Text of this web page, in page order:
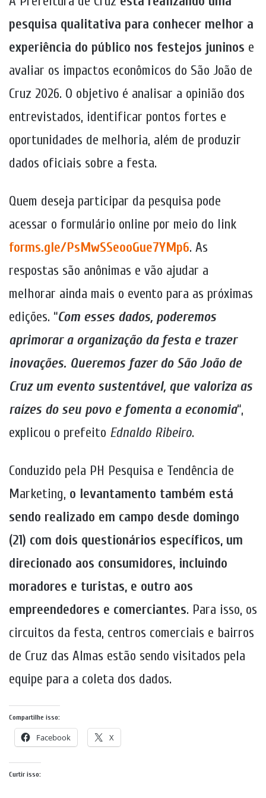
pesquisa qualitativa para conhecer melhor a
experiência do público nos festejos juninos e
avaliar os impactos econômicos do São João de
Cruz 2026. O objetivo é analisar a opinião dos
entrevistados, identificar pontos fortes e
oportunidades de melhoria, além de produzir
dados oficiais sobre a festa.
Quem deseja participar da pesquisa pode
acessar o formulário online por meio do link
forms.gle/PsMwSSeooGue7YMp6. As
respostas são anônimas e vão ajudar a
melhorar ainda mais o evento para as próximas
edições. “Com esses dados, poderemos
aprimorar a organização da festa e trazer
inovações. Queremos fazer do São João de
Cruz um evento sustentável, que valoriza as
raízes do seu povo e fomenta a economia“,
explicou o prefeito Ednaldo Ribeiro.
Conduzido pela PH Pesquisa e Tendência de
Marketing, o levantamento também está
sendo realizado em campo desde domingo
(21) com dois questionários específicos, um
direcionado aos consumidores, incluindo
moradores e turistas, e outro aos
empreendedores e comerciantes. Para isso, os
circuitos da festa, centros comerciais e bairros
de Cruz das Almas estão sendo visitados pela
equipe para a coleta dos dados.
Compartilhe isso:
Facebook X
Curtir isso: